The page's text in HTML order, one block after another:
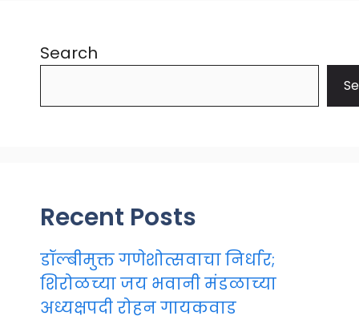
Search
Recent Posts
डॉल्बीमुक्त गणेशोत्सवाचा निर्धार;
शिरोळच्या जय भवानी मंडळाच्या
अध्यक्षपदी रोहन गायकवाड